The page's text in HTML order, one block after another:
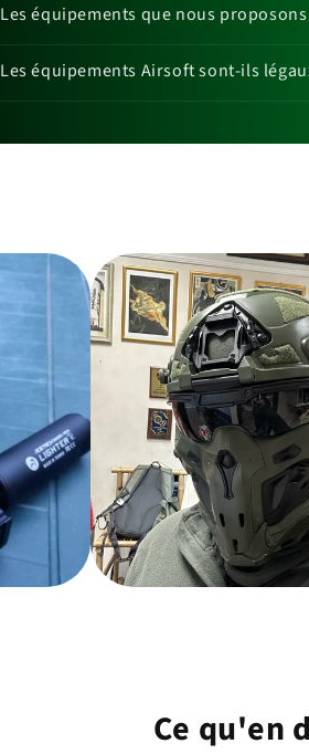
Les équipements que nous
Les équipements Airsoft sont-ils
Ce qu'en